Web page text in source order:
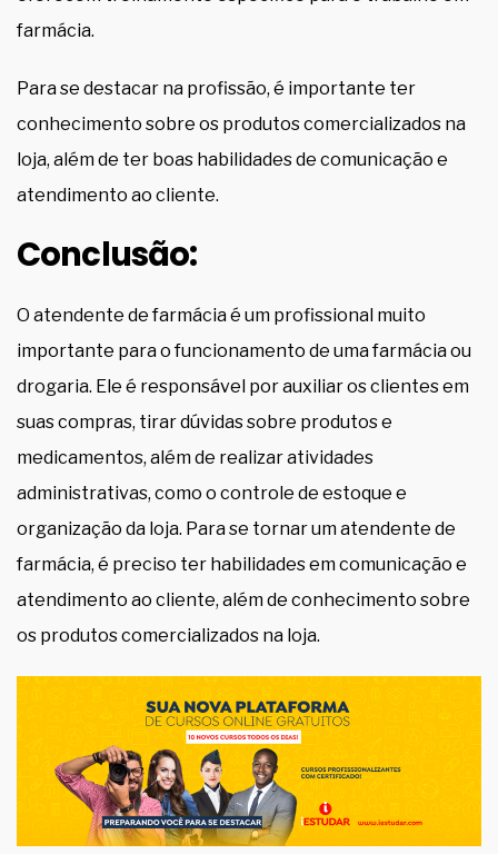
farmácia.
Para se destacar na profissão, é importante ter
conhecimento sobre os produtos comercializados na
loja, além de ter boas habilidades de comunicação e
atendimento ao cliente.
Conclusão:
O atendente de farmácia é um profissional muito
importante para o funcionamento de uma farmácia ou
drogaria. Ele é responsável por auxiliar os clientes em
suas compras, tirar dúvidas sobre produtos e
medicamentos, além de realizar atividades
administrativas, como o controle de estoque e
organização da loja. Para se tornar um atendente de
farmácia, é preciso ter habilidades em comunicação e
atendimento ao cliente, além de conhecimento sobre
os produtos comercializados na loja.